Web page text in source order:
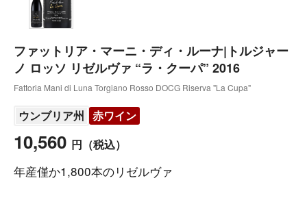
ファットリア・マーニ・ディ・ルーナ|トルジャー
ノ ロッソ リゼルヴァ “ラ・クーパ” 2016
Fattoria Mani di Luna Torgiano Rosso DOCG Riserva "La Cupa"
ウンブリア州 赤ワイン
10,560 円 （税込）
年産僅か1,800本のリゼルヴァ